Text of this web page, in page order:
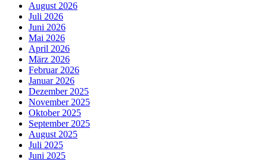
August 2026
Juli 2026
Juni 2026
Mai 2026
April 2026
März 2026
Februar 2026
Januar 2026
Dezember 2025
November 2025
Oktober 2025
September 2025
August 2025
Juli 2025
Juni 2025